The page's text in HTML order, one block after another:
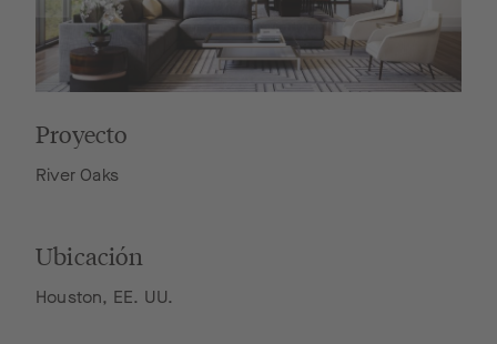
Proyecto
River Oaks
Ubicación
Houston, EE. UU.